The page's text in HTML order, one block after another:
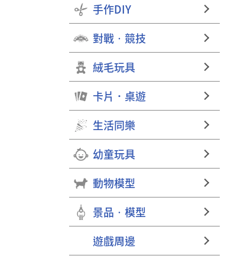
手作DIY
對戰‧競技
絨毛玩具
卡片．桌遊
生活同樂
幼童玩具
動物模型
景品‧模型
遊戲周邊